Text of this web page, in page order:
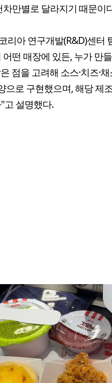
차만별로 달라지기 때문이
리아 연구개발(R&D)센터
떤 매장에 있든, 누가 만
점을 고려해 소스·치즈·
으로 구현했으며, 해당 제
고 설명했다.